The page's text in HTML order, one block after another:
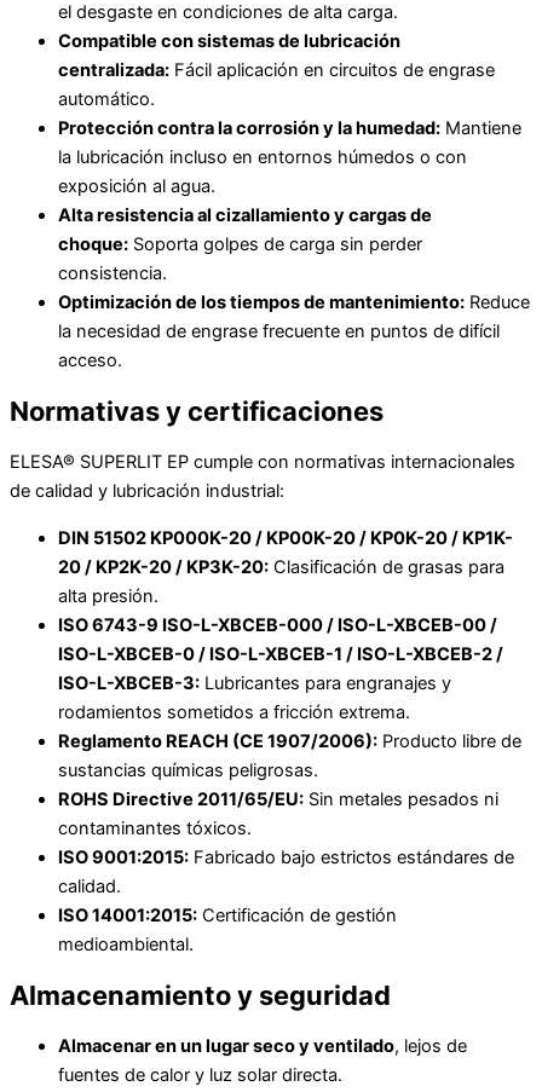
el desgaste en condiciones de alta carga.
Compatible con sistemas de lubricación
centralizada: Fácil aplicación en circuitos de engrase
automático.
Protección contra la corrosión y la humedad: Mantiene
la lubricación incluso en entornos húmedos o con
exposición al agua.
Alta resistencia al cizallamiento y cargas de
choque: Soporta golpes de carga sin perder
consistencia.
Optimización de los tiempos de mantenimiento: Reduce
la necesidad de engrase frecuente en puntos de difícil
acceso.
Normativas y certificaciones
ELESA® SUPERLIT EP cumple con normativas internacionales
de calidad y lubricación industrial:
DIN 51502 KP000K-20 / KP00K-20 / KP0K-20 / KP1K-
20 / KP2K-20 / KP3K-20: Clasificación de grasas para
alta presión.
ISO 6743-9 ISO-L-XBCEB-000 / ISO-L-XBCEB-00 /
ISO-L-XBCEB-0 / ISO-L-XBCEB-1 / ISO-L-XBCEB-2 /
ISO-L-XBCEB-3: Lubricantes para engranajes y
rodamientos sometidos a fricción extrema.
Reglamento REACH (CE 1907/2006): Producto libre de
sustancias químicas peligrosas.
ROHS Directive 2011/65/EU: Sin metales pesados ni
contaminantes tóxicos.
ISO 9001:2015: Fabricado bajo estrictos estándares de
calidad.
ISO 14001:2015: Certificación de gestión
medioambiental.
Almacenamiento y seguridad
Almacenar en un lugar seco y ventilado, lejos de
fuentes de calor y luz solar directa.